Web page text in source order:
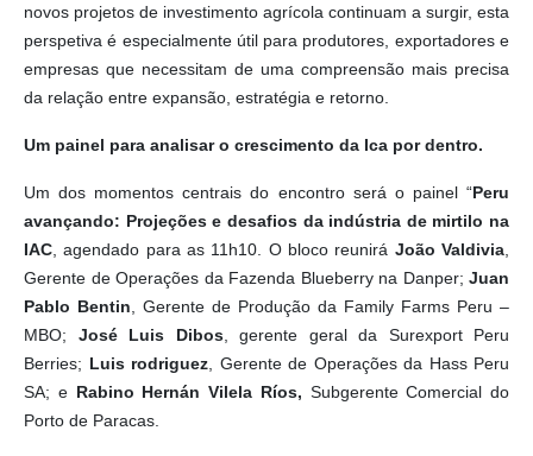
novos projetos de investimento agrícola continuam a surgir, esta
perspetiva é especialmente útil para produtores, exportadores e
empresas que necessitam de uma compreensão mais precisa
da relação entre expansão, estratégia e retorno.
Um painel para analisar o crescimento da Ica por dentro.
Um dos momentos centrais do encontro será o painel “Peru
avançando: Projeções e desafios da indústria de mirtilo na
IAC , agendado para as 11h10. O bloco reunirá João Valdivia
Gerente de Operações da Fazenda Blueberry na Danper; Juan
Pablo Bentin , Gerente de Produção da Family Farms Peru –
MBO; José Luis Dibos, gerente geral da Surexport Peru
Berries; Luis rodriguez , Gerente de Operações da Hass Peru
SA; e Rabino Hernán Vilela Ríos, Subgerente Comercial do
Porto de Paracas.